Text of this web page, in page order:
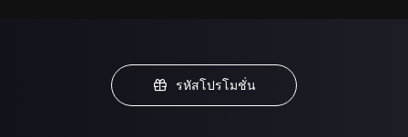
รหัสโปรโมชั่น